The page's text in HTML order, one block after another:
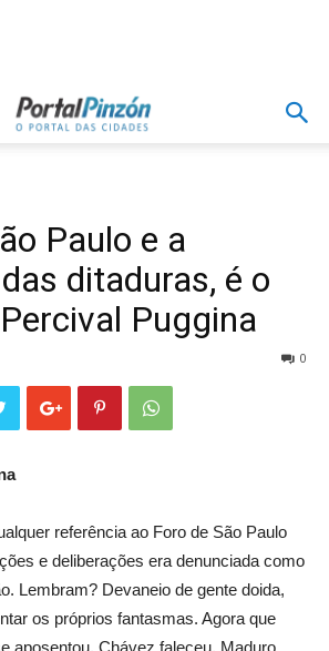
Paulo e a
ditaduras, é o
Puggina
0
referência ao Foro de São Paulo
e deliberações era denunciada como
Lembram? Devaneio de gente doida,
os próprios fantasmas. Agora que
aposentou, Chávez faleceu, Maduro